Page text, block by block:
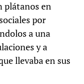
plátanos en
por
a una
y a
llevaba en sus